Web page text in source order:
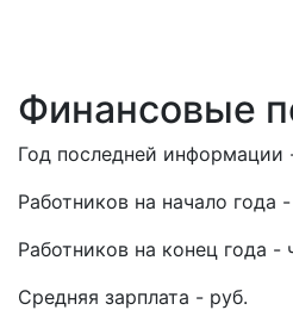
Финансовые
Год последней информации
Работников на начало года
Работников на конец года -
Средняя зарплата - руб.